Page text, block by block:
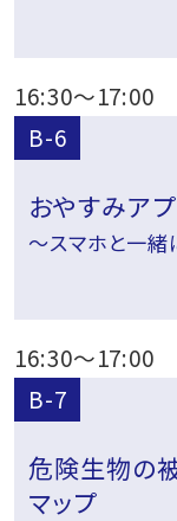
16:30～17:00
B-6
おやすみア
～スマホと一
16:30～17:00
B-7
危険生物の
マップ